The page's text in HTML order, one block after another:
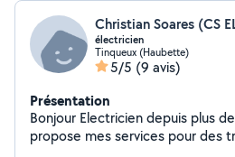
Christian Soares (CS
électricien
Tinqueux (Haubette)
5/5 (9 avis)
Présentation
Bonjour Electricien depuis plus
propose mes services pour des